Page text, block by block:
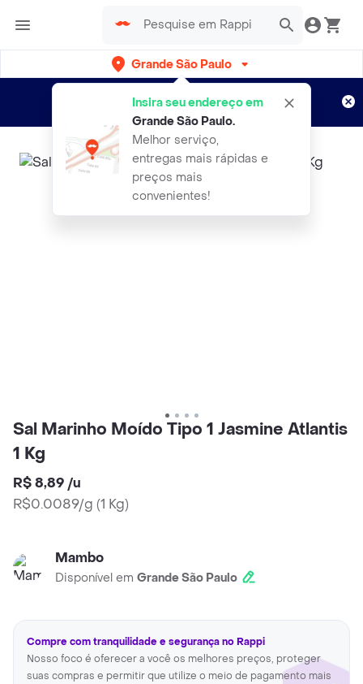
Grande São Paulo
Insira seu endereço em
Grande São Paulo.
Melhor serviço,
entregas mais rápidas e
preços mais
convenientes!
Entregas grátis por 15 dias!
Aplicam T&C
Sal Marinho Moído Tipo 1 Jasmine Atlantis
1 Kg
R$ 8,89 /u
R$0.0089/g (1 Kg)
Mambo
Disponível em Grande São Paulo
Compre com tranquilidade e segurança no Rappi
Nosso foco é oferecer a você os melhores preços, proteger
suas compras e permitir que utilize o meio de pagamento mais